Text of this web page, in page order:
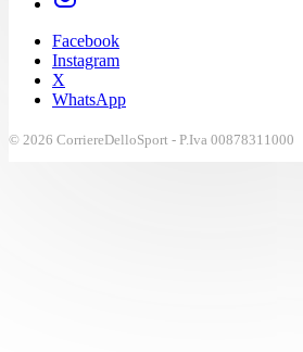
Facebook
Instagram
X
WhatsApp
© 2026 CorriereDelloSport - P.Iva 00878311000